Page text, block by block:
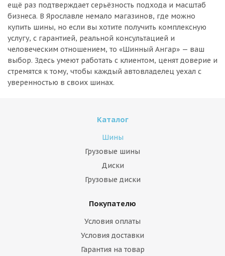
ещё раз подтверждает серьёзность подхода и масштаб
бизнеса. В Ярославле немало магазинов, где можно
купить шины, но если вы хотите получить комплексную
услугу, с гарантией, реальной консультацией и
человеческим отношением, то «Шинный Ангар» — ваш
выбор. Здесь умеют работать с клиентом, ценят доверие и
стремятся к тому, чтобы каждый автовладелец уехал с
уверенностью в своих шинах.
Каталог
Шины
Грузовые шины
Диски
Грузовые диски
Покупателю
Условия оплаты
Условия доставки
Гарантия на товар